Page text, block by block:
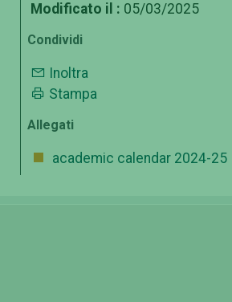
Modificato il : 05/03/2025
Condividi
Inoltra
Stampa
Allegati
academic calendar 2024-25